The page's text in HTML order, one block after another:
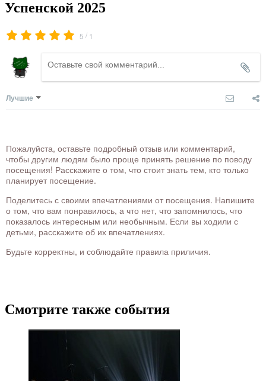
Успенской 2025
5 / 1
Лучшие
Пожалуйста, оставьте подробный отзыв или комментарий,
чтобы другим людям было проще принять решение по поводу
посещения! Расскажите о том, что стоит знать тем, кто только
планирует посещение.
Поделитесь с своими впечатлениями от посещения. Напишите
о том, что вам понравилось, а что нет, что запомнилось, что
показалось интересным или необычным. Если вы ходили с
детьми, расскажите об их впечатлениях.
Будьте корректны, и соблюдайте правила приличия.
Смотрите также события